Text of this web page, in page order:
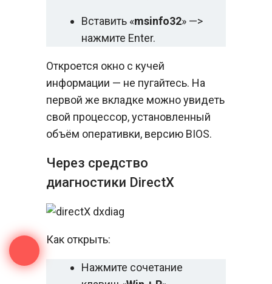
Вставить «msinfo32» —>
нажмите Enter.
Откроется окно с кучей
информации — не пугайтесь. На
первой же вкладке можно увидеть
свой процессор, установленный
объём оперативки, версию BIOS.
Через средство
диагностики DirectX
Как открыть:
Нажмите сочетание